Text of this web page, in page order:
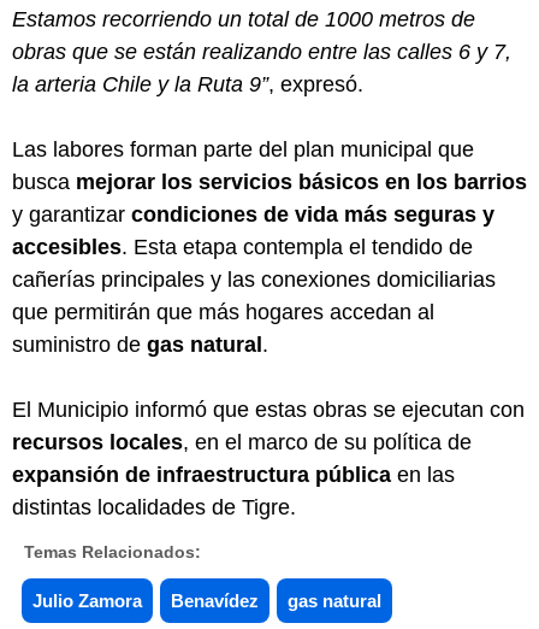
Estamos recorriendo un total de 1000 metros de
obras que se están realizando entre las calles 6 y 7,
la arteria Chile y la Ruta 9”, expresó.
Las labores forman parte del plan municipal que
busca mejorar los servicios básicos en los barrios
y garantizar condiciones de vida más seguras y
accesibles. Esta etapa contempla el tendido de
cañerías principales y las conexiones domiciliarias
que permitirán que más hogares accedan al
suministro de gas natural.
El Municipio informó que estas obras se ejecutan con
recursos locales, en el marco de su política de
expansión de infraestructura pública en las
distintas localidades de Tigre.
Temas Relacionados:
Julio Zamora Benavídez gas natural